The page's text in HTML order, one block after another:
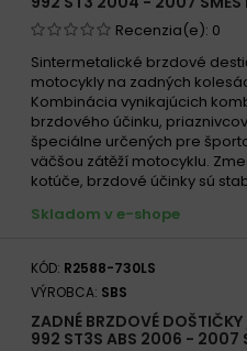
Recenzia(e): 0
Sintermetalické brzdové
motocykly na zadných
Kombinácia vynikajúcich
brzdového účinku,
špeciálne určených pre
väčšou zátěží motocyklu.
kotúče, brzdové účinky sú
Skladom v e-shope
KÓD: R2588-730LS
VÝROBCA: SBS
ZADNÉ BRZDOVÉ
992 ST3S ABS 2006 - 2007